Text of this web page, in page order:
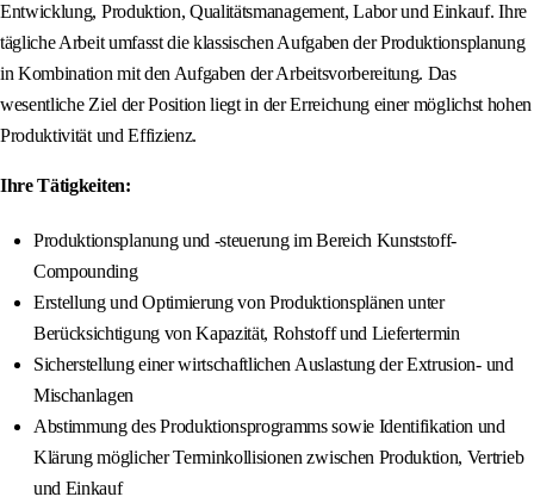
Entwicklung, Produktion, Qualitätsmanagement, Labor und Einkauf. Ihre
tägliche Arbeit umfasst die klassischen Aufgaben der Produktionsplanung
in Kombination mit den Aufgaben der Arbeitsvorbereitung. Das
wesentliche Ziel der Position liegt in der Erreichung einer möglichst hohen
Produktivität und Effizienz.
Ihre Tätigkeiten:
Produktionsplanung und -steuerung im Bereich Kunststoff-
Compounding
Erstellung und Optimierung von Produktionsplänen unter
Berücksichtigung von Kapazität, Rohstoff und Liefertermin
Sicherstellung einer wirtschaftlichen Auslastung der Extrusion- und
Mischanlagen
Abstimmung des Produktionsprogramms sowie Identifikation und
Klärung möglicher Terminkollisionen zwischen Produktion, Vertrieb
und Einkauf